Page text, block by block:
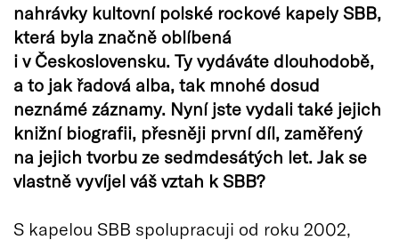
nahrávky kultovní polské rockové kapely SBB,
která byla značně oblíbená
i v Československu. Ty vydáváte dlouhodobě,
a to jak řadová alba, tak mnohé dosud
neznámé záznamy. Nyní jste vydali také jejich
knižní biografii, přesněji první díl, zaměřený
na jejich tvorbu ze sedmdesátých let. Jak se
vlastně vyvíjel váš vztah k SBB?
S kapelou SBB spolupracuji od roku 2002,